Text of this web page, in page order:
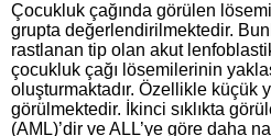
Çocukluk çağında görülen
grupta değerlendirilmektedir.
rastlanan tip olan akut
çocukluk çağı lösemilerinin
oluşturmaktadır. Özellikle küçük
görülmektedir. İkinci sıklıkta
(AML)’dir ve ALL’ye göre daha